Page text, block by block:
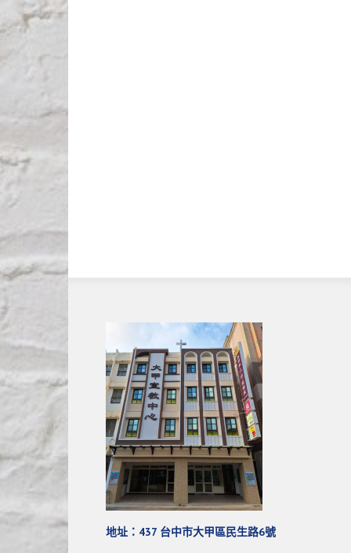
地址：437 台中市大甲區民生路6號